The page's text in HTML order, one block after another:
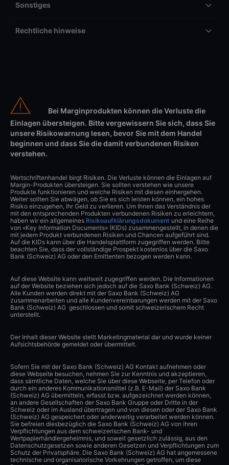
Sonstiges
Rechtliche hinweise
Bei Marginprodukten können die Verluste die
Einlagen übersteigen. Bitte vergewissern Sie sich, dass Sie
unsere Risikowarnung lesen, bevor Sie mit dem Handel
beginnen und dass Sie die damit verbundenen Risiken
verstehen.
Wertschriftenhandel birgt Risiken. Die Verluste können die Einlagen auf
Margin-Produkten übersteigen. Sie sollten verstehen wie unsere
Produkte funktionieren und welche Risiken mit diesen einhergehen.
Weiter sollten Sie abwägen, ob Sie es sich leisten können, ein hohes
Risiko einzugehen, Ihr Geld zu verlieren. Um Ihnen das Verständnis der
mit den entsprechenden Produkten verbundenen Risiken zu erleichtern,
haben wir ein allgemeines Risikoaufklärungsdokument und eine Reihe
von «Key Information Documents» (KIDs) zusammengestellt, in denen die
mit jedem Produkt verbundenen Risiken und Chancen aufgeführt sind.
Auf die KIDs kann über die Handelsplattform zugegriffen werden. Bitte
beachten Sie, dass der vollständige Prospekt kostenlos über die Saxo
Bank (Schweiz) AG oder den Emittenten bezogen werden kann.
Auf diese Website kann weltweit zugegriffen werden. Die Informationen
auf der Website beziehen sich jedoch auf die Saxo Bank (Schweiz) AG.
Alle Kunden werden direkt mit der Saxo Bank (Schweiz) AG
zusammenarbeiten und alle Kundenvereinbarungen werden mit der Saxo
Bank (Schweiz) AG geschlossen und somit schweizerischem Recht
unterstellt.
Der Inhalt dieser Website stellt Marketingmaterial dar und wurde keiner
Aufsichtsbehörde gemeldet oder übermittelt.
Sofern Sie mit der Saxo Bank (Schweiz) AG Kontakt aufnehmen oder
diese Webseite besuchen, nehmen Sie zur Kenntnis und akzeptieren,
dass sämtliche Daten, welche Sie über diese Webseite, per Telefon oder
durch ein anderes Kommunikationsmittel (z.B. E-Mail) der Saxo Bank
(Schweiz) AG übermitteln, erfasst bzw. aufgezeichnet werden können,
an andere Gesellschaften der Saxo Bank Gruppe oder Dritte in der
Schweiz oder im Ausland übertragen und von diesen oder der Saxo Bank
(Schweiz) AG gespeichert oder anderweitig verarbeitet werden können.
Sie befreien diesbezüglich die Saxo Bank (Schweiz) AG von ihren
Verpflichtungen aus dem schweizerischen Bank- und
Wertpapierhändlergeheimnis, und soweit gesetzlich zulässig, aus den
Datenschutzgesetzen sowie anderen Gesetzen und Verpflichtungen zum
Schutz der Privatsphäre. Die Saxo Bank (Schweiz) AG hat angemessene
technische und organisatorische Vorkehrungen getroffen, um diese